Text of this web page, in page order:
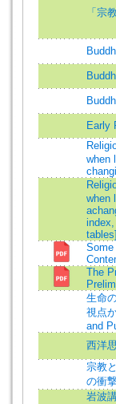
「宗
Early
when
when
tables]
The
生命
視点
and
西洋
宗教
の衝
岩波